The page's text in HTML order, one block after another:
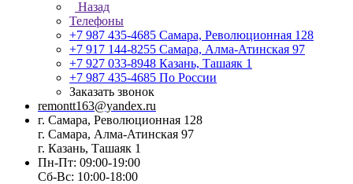
Назад
Телефоны
+7 987 435-4685 Самара, Революционная 128
+7 917 144-8255 Самара, Алма-Атинская 97
+7 927 033-8948 Казань, Ташаяк 1
+7 987 435-4685 По России
Заказать звонок
remontt163@yandex.ru
г. Самара, Революционная 128
г. Самара, Алма-Атинская 97
г. Казань, Ташаяк 1
Пн-Пт: 09:00-19:00
Сб-Вс: 10:00-18:00